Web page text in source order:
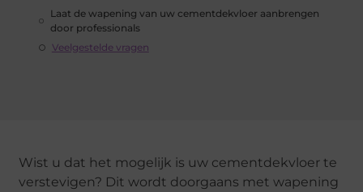
Laat de wapening van uw cementdekvloer aanbrengen
door professionals
Veelgestelde vragen
Wist u dat het mogelijk is uw cementdekvloer te
verstevigen? Dit wordt doorgaans met wapening